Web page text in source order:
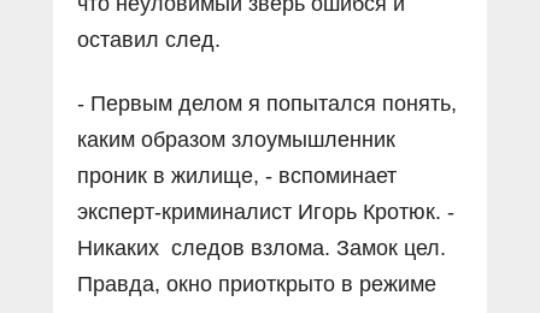
оставил след.
- Первым делом я попытался понять,
каким образом злоумышленник
проник в жилище, - вспоминает
эксперт-криминалист Игорь Кротюк. -
Никаких следов взлома. Замок цел.
Правда, окно приоткрыто в режиме